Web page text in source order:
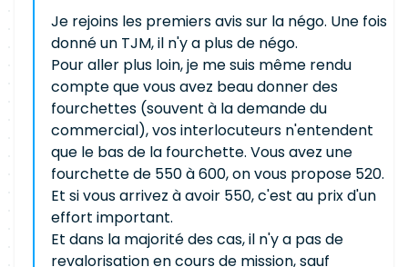
Je rejoins les premiers avis sur la négo. Une fois
donné un TJM, il n'y a plus de négo.
Pour aller plus loin, je me suis même rendu
compte que vous avez beau donner des
fourchettes (souvent à la demande du
commercial), vos interlocuteurs n'entendent
que le bas de la fourchette. Vous avez une
fourchette de 550 à 600, on vous propose 520.
Et si vous arrivez à avoir 550, c'est au prix d'un
effort important.
Et dans la majorité des cas, il n'y a pas de
revalorisation en cours de mission, sauf